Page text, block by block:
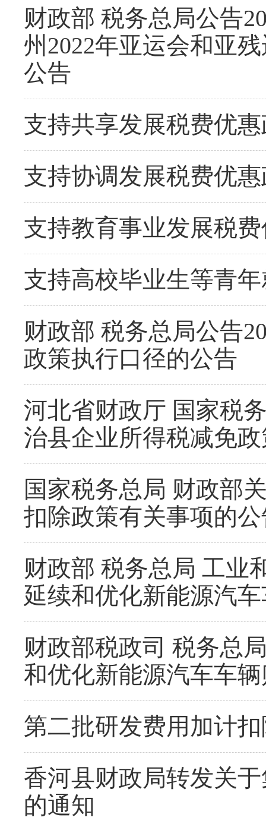
财政部 税务总局公告
州2022年亚运会和亚
公告
支持共享发展税费优
支持协调发展税费优
支持教育事业发展税
支持高校毕业生等青
财政部 税务总局公告
政策执行口径的公告
河北省财政厅 国家税
治县企业所得税减免
国家税务总局 财政部
扣除政策有关事项的
财政部 税务总局 工业
延续和优化新能源汽
财政部税政司 税务总
和优化新能源汽车车
第二批研发费用加计
香河县财政局转发关
的通知